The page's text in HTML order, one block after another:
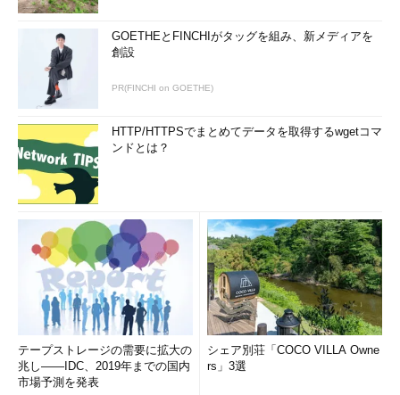
GOETHEとFINCHIがタッグを組み、新メディアを
創設
PR(FINCHI on GOETHE)
HTTP/HTTPSでまとめてデータを取得するwgetコマ
ンドとは？
テープストレージの需要に拡大の
兆し――IDC、2019年までの国内
市場予測を発表
シェア別荘「COCO VILLA Owne
rs」3選